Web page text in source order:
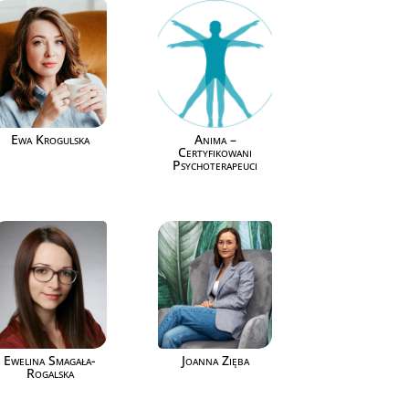
Ewa Krogulska Anima –
Certyfikowani
Psychoterapeuci
Ewelina Smagała-
Rogalska
Joanna Zięba